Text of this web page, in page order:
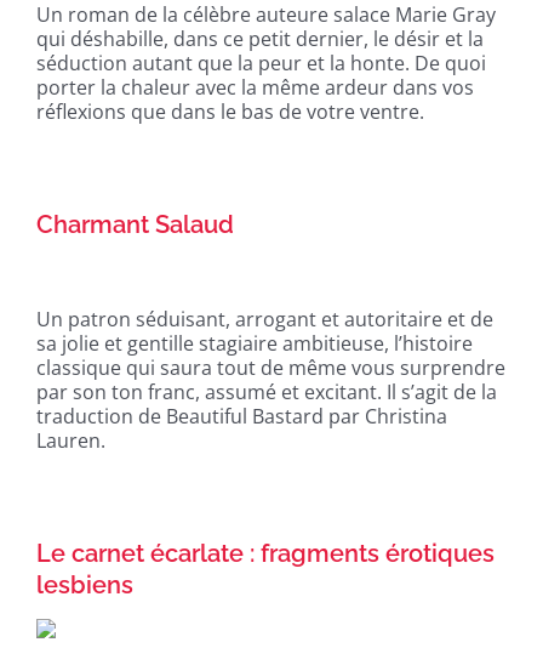
Un roman de la célèbre auteure salace Marie Gray
qui déshabille, dans ce petit dernier, le désir et la
séduction autant que la peur et la honte. De quoi
porter la chaleur avec la même ardeur dans vos
réflexions que dans le bas de votre ventre.
Charmant Salaud
Un patron séduisant, arrogant et autoritaire et de
sa jolie et gentille stagiaire ambitieuse, l’histoire
classique qui saura tout de même vous surprendre
par son ton franc, assumé et excitant. Il s’agit de la
traduction de Beautiful Bastard par Christina
Lauren.
Le carnet écarlate : fragments érotiques
lesbiens